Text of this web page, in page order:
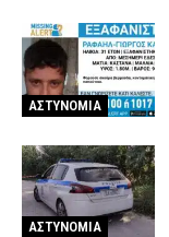
ΑΣΤΥΝΟΜΙΑ
ΑΣΤΥΝΟΜΙΑ